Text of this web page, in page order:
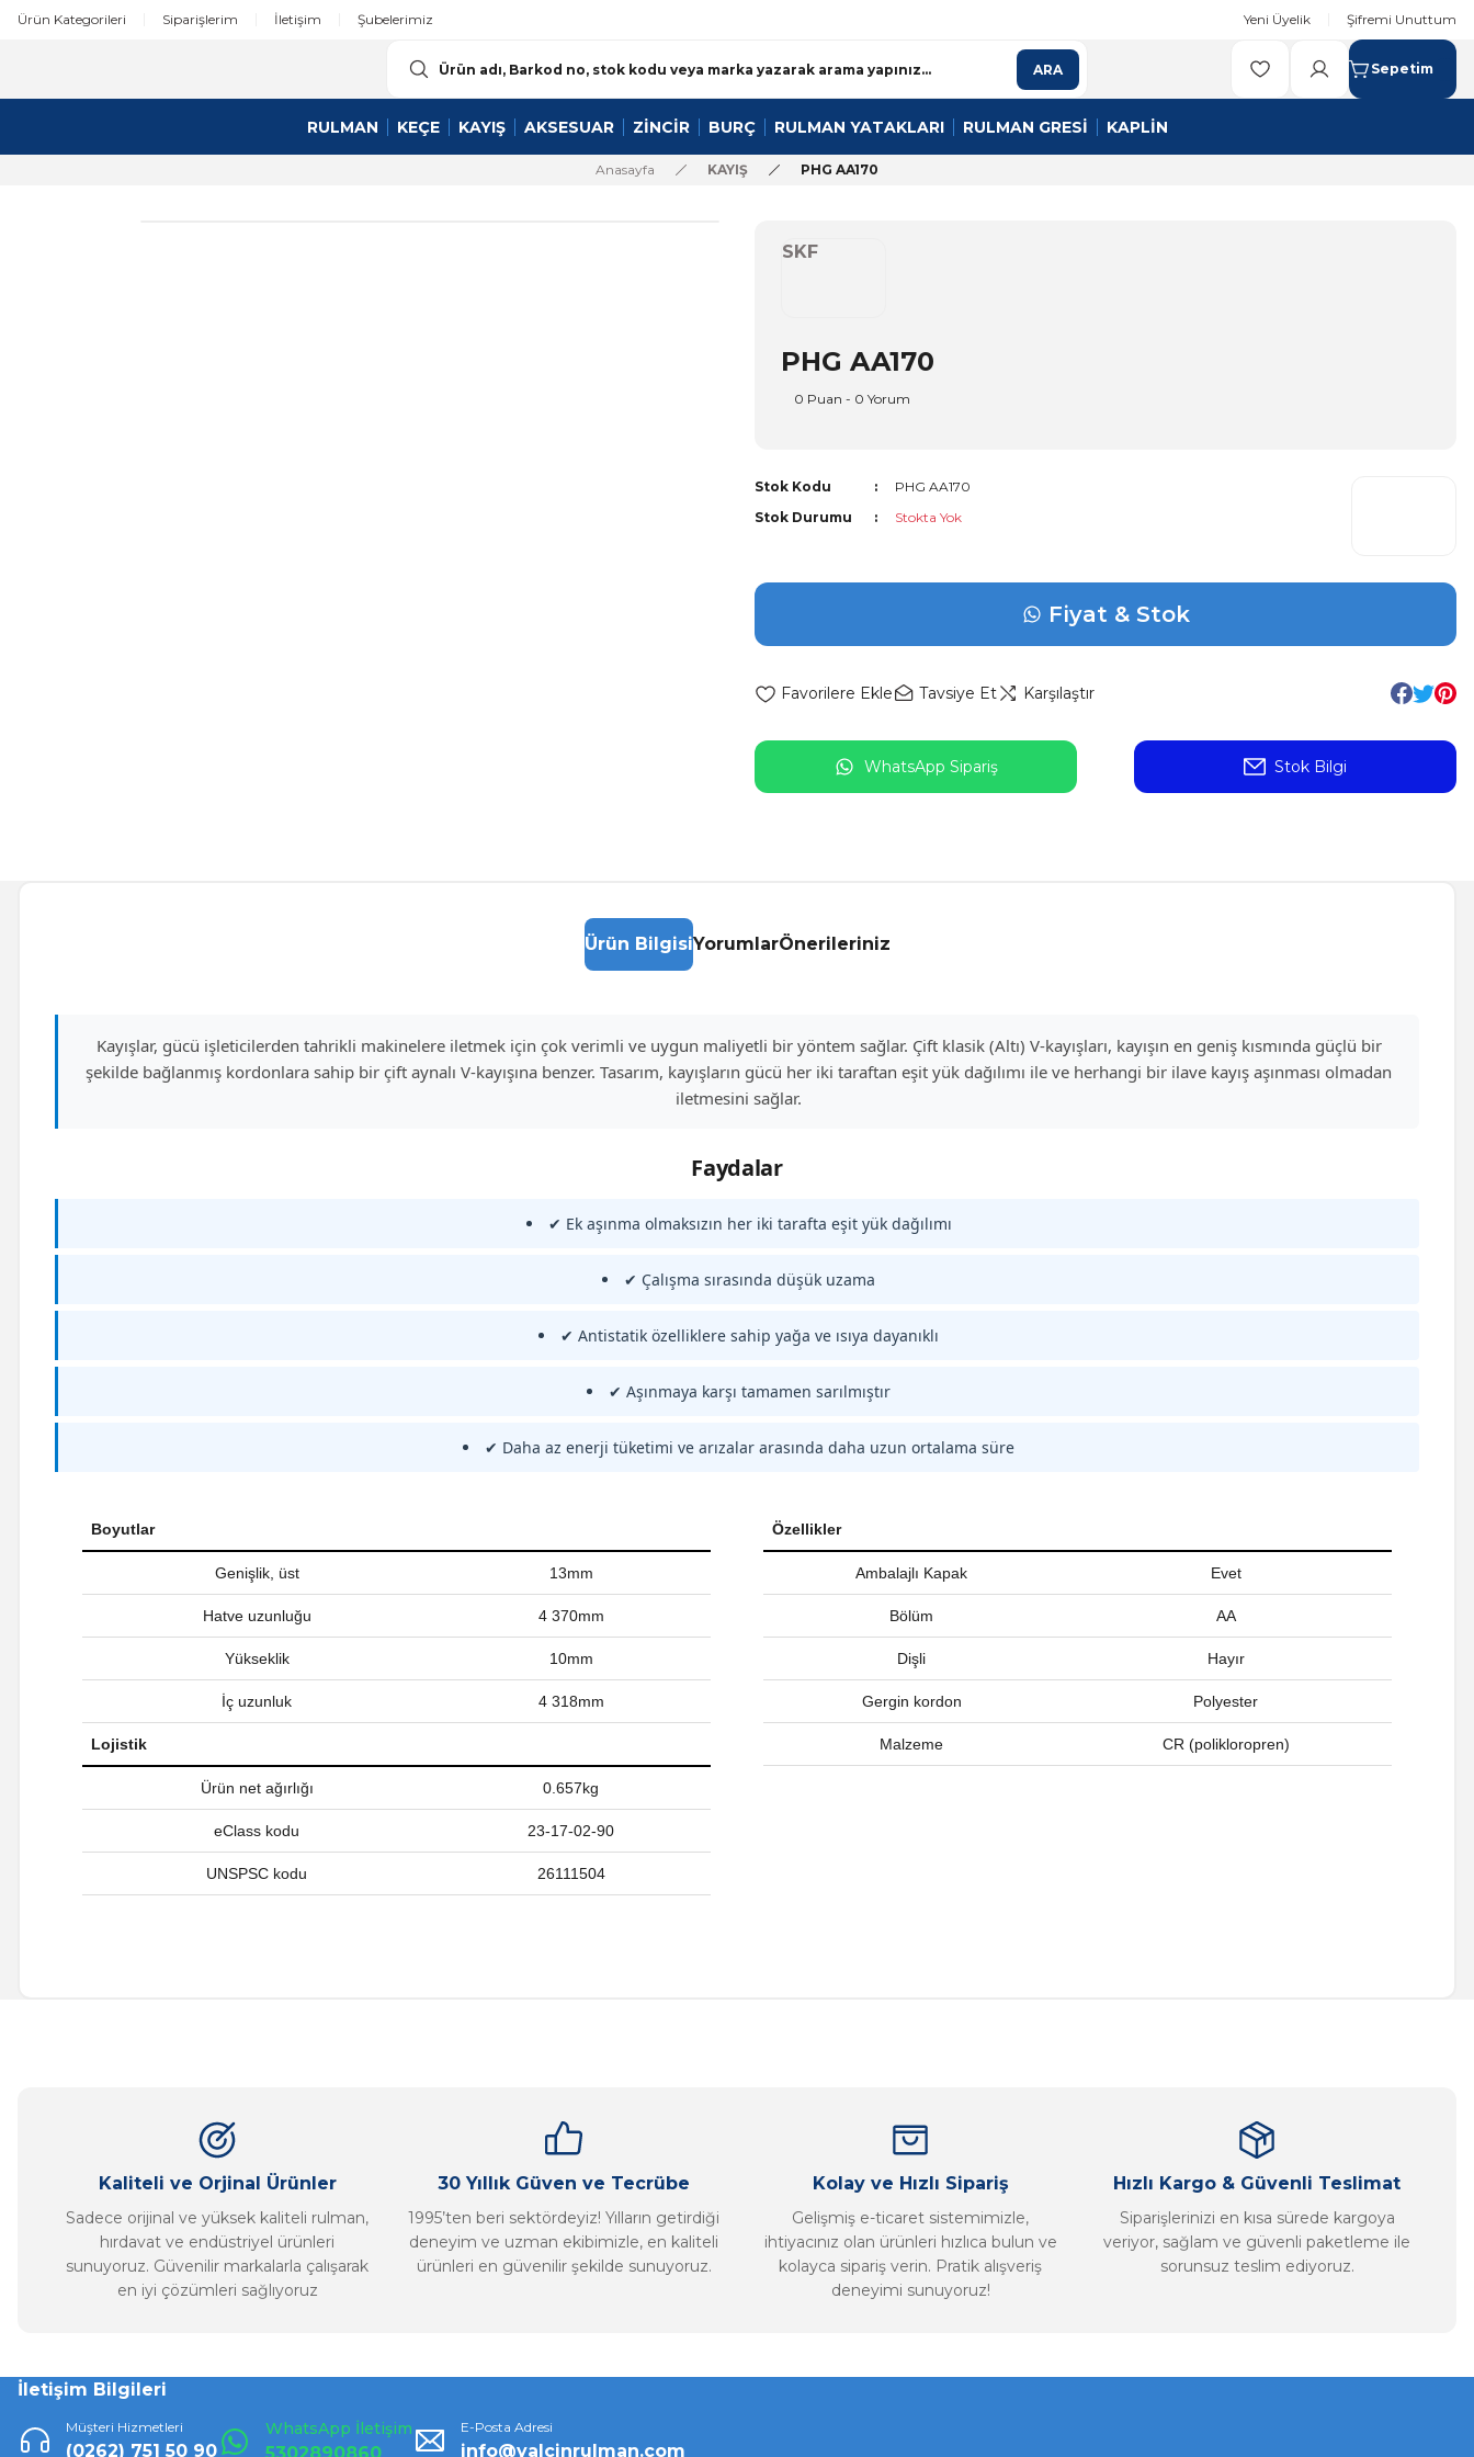
Ürün Kategorileri Siparişlerim İletişim Şubelerimiz Yeni Üyelik Şifremi Unuttum
ARA Sepetim
RULMAN KEÇE KAYIŞ AKSESUAR ZİNCİR BURÇ RULMAN YATAKLARI RULMAN GRESİ KAPLİN
Anasayfa KAYIŞ PHG AA170
SKF
PHG AA170
0 Puan - 0 Yorum
Stok Kodu
PHG AA170
Stok Durumu
Stokta Yok
Fiyat & Stok
Tavsiye Et Karşılaştır
WhatsApp Sipariş Stok Bilgi
Ürün BilgisiYorumlarÖnerileriniz
Kayışlar, gücü işleticilerden tahrikli makinelere iletmek için çok verimli ve uygun maliyetli bir yöntem sağlar. Çift klasik (Altı) V-kayışları, kayışın en geniş kısmında güçlü bir
şekilde bağlanmış kordonlara sahip bir çift aynalı V-kayışına benzer. Tasarım, kayışların gücü her iki taraftan eşit yük dağılımı ile ve herhangi bir ilave kayış aşınması olmadan
iletmesini sağlar.
Faydalar
✔ Ek aşınma olmaksızın her iki tarafta eşit yük dağılımı
✔ Çalışma sırasında düşük uzama
✔ Antistatik özelliklere sahip yağa ve ısıya dayanıklı
✔ Aşınmaya karşı tamamen sarılmıştır
✔ Daha az enerji tüketimi ve arızalar arasında daha uzun ortalama süre
Boyutlar
Genişlik, üst 13mm
Hatve uzunluğu 4 370mm
Yükseklik 10mm
İç uzunluk 4 318mm
Lojistik
Ürün net ağırlığı 0.657kg
eClass kodu 23-17-02-90
UNSPSC kodu 26111504
Özellikler
Ambalajlı Kapak Evet
Bölüm AA
Dişli Hayır
Gergin kordon Polyester
Malzeme CR (polikloropren)
Ürün fiyatı diğer sitelerden daha pahalı.
Bu ürüne benzer farklı alternatifler olmalı.
Kaliteli ve Orjinal Ürünler
Sadece orijinal ve yüksek kaliteli rulman,
hırdavat ve endüstriyel ürünleri
sunuyoruz. Güvenilir markalarla çalışarak
en iyi çözümleri sağlıyoruz
30 Yıllık Güven ve Tecrübe
1995’ten beri sektördeyiz! Yılların getirdiği
deneyim ve uzman ekibimizle, en kaliteli
ürünleri en güvenilir şekilde sunuyoruz.
Kolay ve Hızlı Sipariş
Gelişmiş e-ticaret sistemimizle,
ihtiyacınız olan ürünleri hızlıca bulun ve
kolayca sipariş verin. Pratik alışveriş
deneyimi sunuyoruz!
Hızlı Kargo & Güvenli Teslimat
Siparişlerinizi en kısa sürede kargoya
veriyor, sağlam ve güvenli paketleme ile
sorunsuz teslim ediyoruz.
İletişim Bilgileri
Müşteri Hizmetleri
(0262) 751 50 90
WhatsApp İletişim E-Posta Adresi
info@yalcinrulman.com